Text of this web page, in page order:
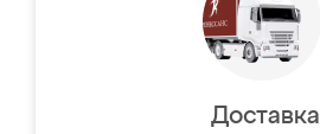
Доставка